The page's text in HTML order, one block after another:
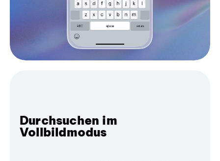
Durchsuchen im
Vollbildmodus